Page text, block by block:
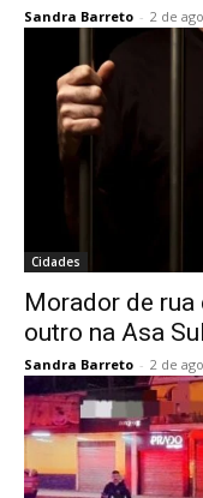
Sandra Barreto - 2 de
Cidades
Morador de
outro na Asa Sul
Sandra Barreto - 2 de